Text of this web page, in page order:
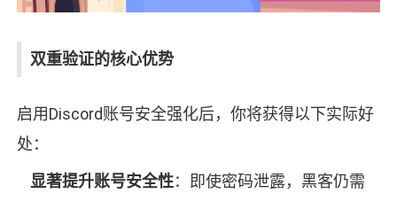
双重验证的核心优势
启用Discord账号安全强化后，你将获得以下实际好
处：
显著提升账号安全性：即使密码泄露，黑客仍需